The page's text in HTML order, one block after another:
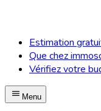
Estimation
Que chez
Vérifiez votre
Menu